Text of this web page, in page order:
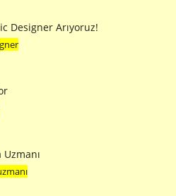
Designer Arıyoruz!